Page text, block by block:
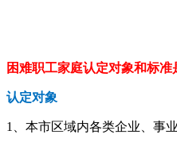
困难职工家庭认定对象和标准
认定对象
1、本市区域内各类企业、事